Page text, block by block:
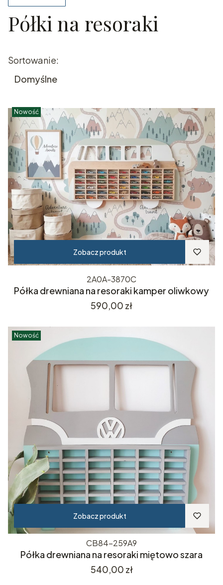
Koniec filtrów
Półki na resoraki
Lista produktów
Sortowanie:
Domyślne
Nowość
Zobacz produkt
2A0A-3870C
Półka drewniana na resoraki kamper oliwkowy
Cena
590,00 zł
Nowość
Zobacz produkt
CB84-259A9
Półka drewniana na resoraki miętowo szara
Cena
540,00 zł